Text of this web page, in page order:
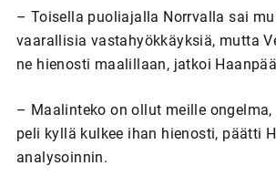
– Toisella puoliajalla Norrvalla sai
vaarallisia vastahyökkäyksiä, mutta
ne hienosti maalillaan, jatkoi
– Maalinteko on ollut meille
peli kyllä kulkee ihan hienosti, päätti
analysoinnin.